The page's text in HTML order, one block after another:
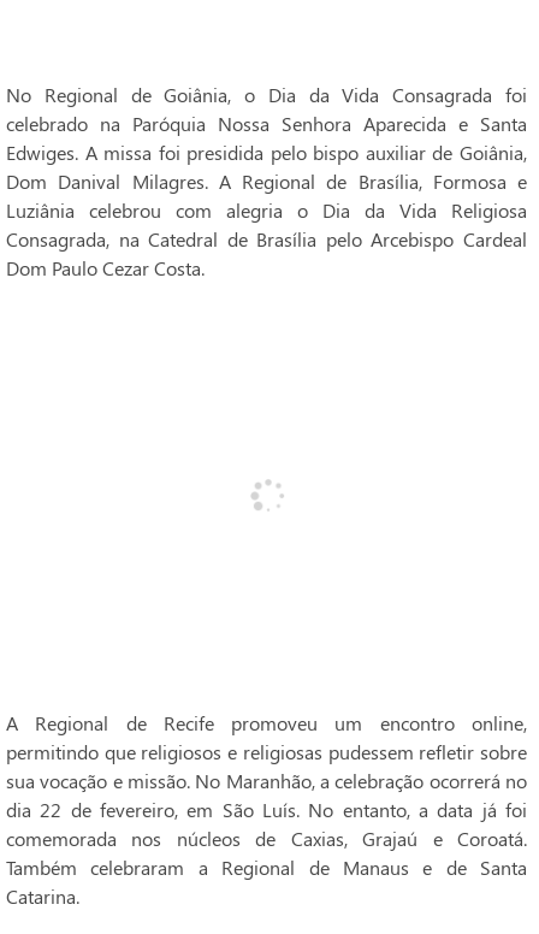
No Regional de Goiânia, o Dia da Vida Consagrada foi
celebrado na Paróquia Nossa Senhora Aparecida e Santa
Edwiges. A missa foi presidida pelo bispo auxiliar de Goiânia,
Dom Danival Milagres. A Regional de Brasília, Formosa e
Luziânia celebrou com alegria o Dia da Vida Religiosa
Consagrada, na Catedral de Brasília pelo Arcebispo Cardeal
Dom Paulo Cezar Costa.
A Regional de Recife promoveu um encontro online,
permitindo que religiosos e religiosas pudessem refletir sobre
sua vocação e missão. No Maranhão, a celebração ocorrerá no
dia 22 de fevereiro, em São Luís. No entanto, a data já foi
comemorada nos núcleos de Caxias, Grajaú e Coroatá.
Também celebraram a Regional de Manaus e de Santa
Catarina.